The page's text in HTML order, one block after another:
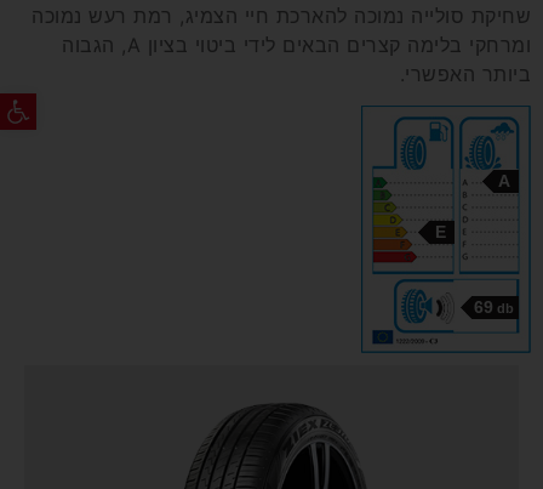
פתח
שחיקת סולייה נמוכה להארכת חיי הצמיג, רמת רעש נמוכה
ומרחקי בלימה קצרים הבאים לידי ביטוי בציון A, הגבוה
ביותר האפשרי.
E
A
69 db